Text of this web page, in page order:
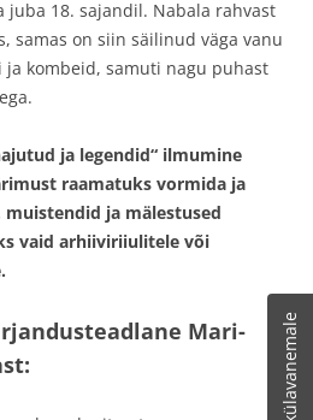
18. sajandil. Nabala rahvast
samas on siin säilinud väga vanu
kombeid, samuti nagu puhast
ja legendid“ ilmumine
raamatuks vormida ja
ja mälestused
vaid arhiiviriiulitele või
Mari-